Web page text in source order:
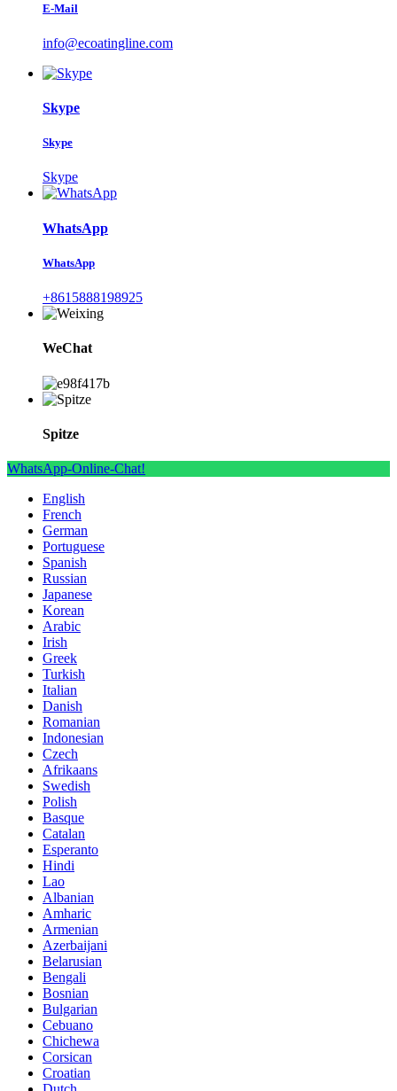
E-Mail
info@ecoatingline.com
Skype
Skype
Skype
WhatsApp
WhatsApp
+8615888198925
WeChat
Spitze
WhatsApp-Online-Chat!
English
French
German
Portuguese
Spanish
Russian
Japanese
Korean
Arabic
Irish
Greek
Turkish
Italian
Danish
Romanian
Indonesian
Czech
Afrikaans
Swedish
Polish
Basque
Catalan
Esperanto
Hindi
Lao
Albanian
Amharic
Armenian
Azerbaijani
Belarusian
Bengali
Bosnian
Bulgarian
Cebuano
Chichewa
Corsican
Croatian